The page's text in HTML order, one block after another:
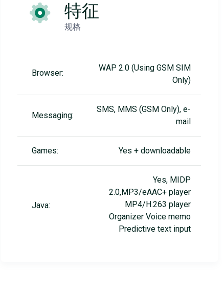
特征
规格
Browser:
WAP 2.0 (Using GSM SIM
Only)
Messaging:
SMS, MMS (GSM Only), e-
mail
Games: Yes + downloadable
Java:
Yes, MIDP
2.0,MP3/eAAC+ player
MP4/H.263 player
Organizer Voice memo
Predictive text input